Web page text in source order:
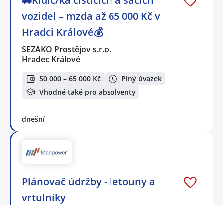
vozidel – mzda až 65 000 Kč v
Hradci Králové💰
SEZAKO Prostějov s.r.o.
Hradec Králové
50 000 – 65 000 Kč
Plný úvazek
Vhodné také pro absolventy
dnešní
Plánovač údržby - letouny a
vrtulníky